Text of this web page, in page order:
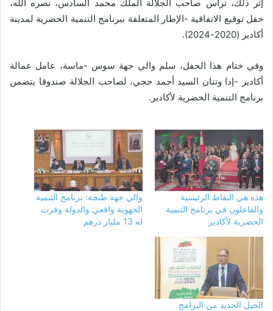
إثر ذلك، ترأس صاحب الجلالة الملك محمد السادس، نصره الله،
حفل توقيع الاتفاقية -الإطار المتعلقة ببرنامج التنمية الحضرية لمدينة
أكادير (2020-2024).
وفي ختام هذا الحفل، سلم والي جهة سوس -ماسة، عامل عمالة
أكادير -إدا وتنان السيد أحمد حجي، لصاحب الجلالة صندوقا يتضمن
برنامج التنمية الحضرية لأكادير.
هذه هي النقاط الرئيسية
والفاعلون في برنامج التنمية
الحضرية لأكادير
والي جهة طنجة: برنامج التنمية
الجهوية واقعي والدولة وفرت
له 13 مليار درهم
الجيل الجديد من البرامج